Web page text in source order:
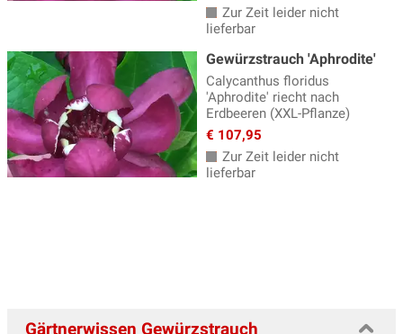
Karamellbeere, Schöne Leycesterie(2)
Lavendel Pflanzen(14)
Lebkuchenbaum(2)
Liebesperlenstrauch(3)
Liguster(6)
Perückenstrauch(8)
Zur Zeit leider nicht
lieferbar
Gewürzstrauch 'Aphrodite'
Calycanthus floridus
'Aphrodite' riecht nach
Erdbeeren (XXL-Pflanze)
€ 107,95
Zur Zeit leider nicht
lieferbar
Gärtnerwissen Gewürzstrauch